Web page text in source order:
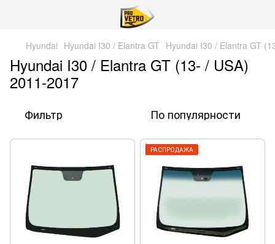
Hyundai Hyundai I30 / Elantra GT Hyundai I30 / Elantra GT
Hyundai I30 / Elantra GT (13- / USA)
2011-2017
Фильтр По популярности
РАСПРОДАЖА